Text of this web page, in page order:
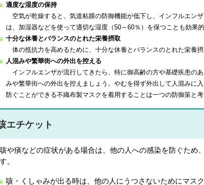
適度な湿度の保持
空気が乾燥すると、気道粘膜の防御機能が低下し、インフルエン
は、加湿器などを使って適切な湿度（50～60％）を保つことも効果的
十分な休養とバランスのとれた栄養摂取
体の抵抗力を高めるために、十分な休養とバランスのとれた栄養摂
人混みや繁華街への外出を控える
インフルエンザが流行してきたら、特に御高齢の方や基礎疾患の
みや繁華街への外出を控えましょう。やむを得ず外出して人混みに
防ぐことができる不織布製マスクを着用することは一つの防御策と考
エチケット
痰などの症状がある場合は、他の人への感染を防ぐため、
。
咳・くしゃみが出る時は、他の人にうつさないためにマス